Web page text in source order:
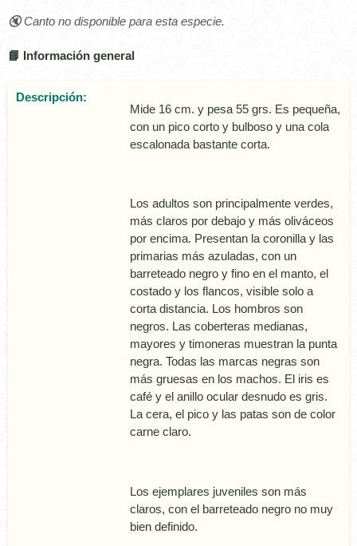
🔇 Canto no disponible para esta especie.
📘 Información general
Descripción:
Mide 16 cm. y pesa 55 grs. Es pequeña,
con un pico corto y bulboso y una cola
escalonada bastante corta.
Los adultos son principalmente verdes,
más claros por debajo y más oliváceos
por encima. Presentan la coronilla y las
primarias más azuladas, con un
barreteado negro y fino en el manto, el
costado y los flancos, visible solo a
corta distancia. Los hombros son
negros. Las coberteras medianas,
mayores y timoneras muestran la punta
negra. Todas las marcas negras son
más gruesas en los machos. El iris es
café y el anillo ocular desnudo es gris.
La cera, el pico y las patas son de color
carne claro.
Los ejemplares juveniles son más
claros, con el barreteado negro no muy
bien definido.